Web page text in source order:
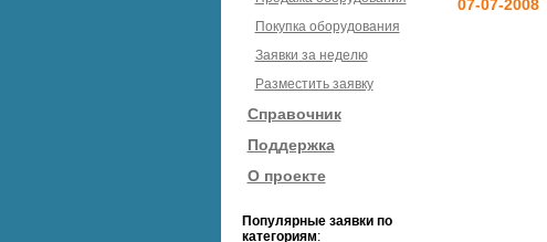
Покупка оборудования
Заявки за неделю
Разместить заявку
Справочник
Поддержка
О проекте
Популярные заявки по
категориям:
07-07-2008